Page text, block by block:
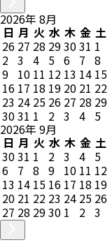
2026年 8月
日 月 火 水 木 金 土
26 27 28 293031 1
2 3 4 5 6 7 8
9 10 11 12 13 14 15
16 17 18 19 20 21 22
23 24 25 26 27 28 29
3031 1 2 3 4 5
2026年 9月
日 月 火 水 木 金 土
3031 1 2 3 4 5
6 7 8 9 10 11 12
13 14 15 16 17 18 19
20 21 22 23 24 25 26
27 28 2930 1 2 3